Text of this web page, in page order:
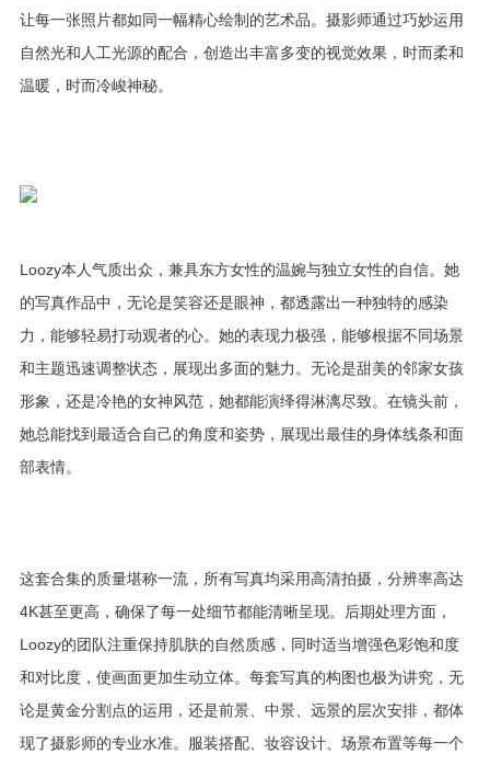
让每一张照片都如同一幅精心绘制的艺术品。摄影师通过巧妙运用
自然光和人工光源的配合，创造出丰富多变的视觉效果，时而柔和
温暖，时而冷峻神秘。
Loozy本人气质出众，兼具东方女性的温婉与独立女性的自信。她
的写真作品中，无论是笑容还是眼神，都透露出一种独特的感染
力，能够轻易打动观者的心。她的表现力极强，能够根据不同场景
和主题迅速调整状态，展现出多面的魅力。无论是甜美的邻家女孩
形象，还是冷艳的女神风范，她都能演绎得淋漓尽致。在镜头前，
她总能找到最适合自己的角度和姿势，展现出最佳的身体线条和面
部表情。
这套合集的质量堪称一流，所有写真均采用高清拍摄，分辨率高达
4K甚至更高，确保了每一处细节都能清晰呈现。后期处理方面，
Loozy的团队注重保持肌肤的自然质感，同时适当增强色彩饱和度
和对比度，使画面更加生动立体。每套写真的构图也极为讲究，无
论是黄金分割点的运用，还是前景、中景、远景的层次安排，都体
现了摄影师的专业水准。服装搭配、妆容设计、场景布置等每一个